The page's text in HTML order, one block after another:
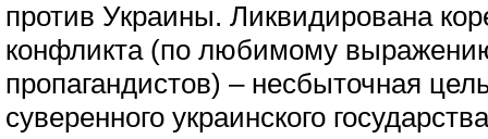
против Украины. Ликвидирована
конфликта (по любимому
пропагандистов) – несбыточная
суверенного украинского